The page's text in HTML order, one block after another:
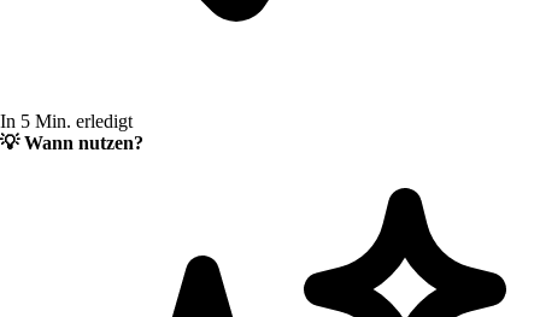
In 5 Min. erledigt
💡Wann nutzen?